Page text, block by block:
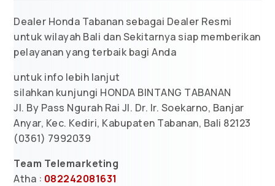
Dealer Honda Tabanan sebagai Dealer Resmi
untuk wilayah Bali dan Sekitarnya siap memberikan
pelayanan yang terbaik bagi Anda
untuk info lebih lanjut
silahkan kunjungi HONDA BINTANG TABANAN
Jl. By Pass Ngurah Rai Jl. Dr. Ir. Soekarno, Banjar
Anyar, Kec. Kediri, Kabupaten Tabanan, Bali 82123
(0361) 7992039
Team Telemarketing
Atha : 082242081631